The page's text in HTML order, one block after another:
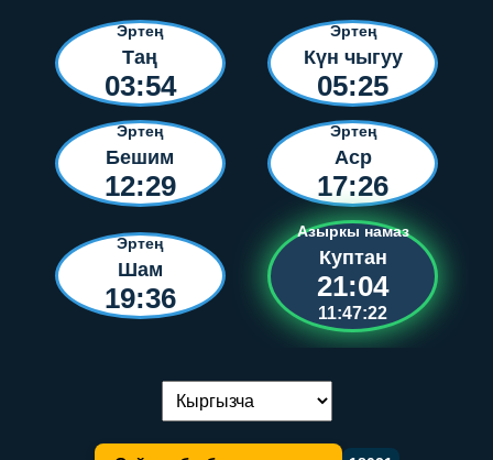
Эртең
Таң
03:54
Эртең
Күн чыгуу
05:25
Эртең
Бешим
12:29
Эртең
Аср
17:26
Эртең
Шам
19:36
Азыркы намаз
Куптан
21:04
11:47:22
Тилди алмаштыруу: